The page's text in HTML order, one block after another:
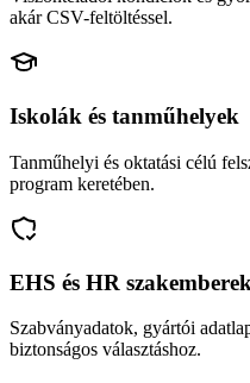
akár CSV-feltöltéssel.
Iskolák és tanműhelyek
Tanműhelyi és oktatási célú
program keretében.
EHS és HR szakemberek
Szabványadatok, gyártói
biztonságos választáshoz.